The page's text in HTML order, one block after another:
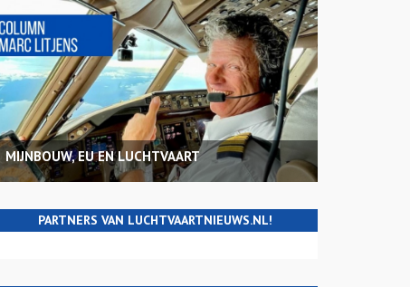
MIJNBOUW, EU EN LUCHTVAART
PARTNERS VAN LUCHTVAARTNIEUWS.NL!